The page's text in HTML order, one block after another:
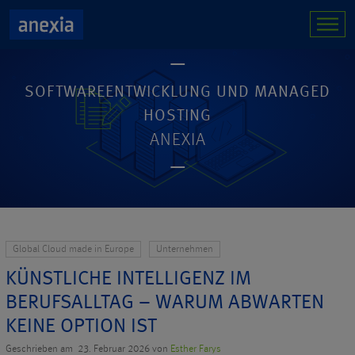
SOFTWAREENTWICKLUNG UND MANAGED
HOSTING
ANEXIA
Global Cloud made in Europe Unternehmen
KÜNSTLICHE INTELLIGENZ IM
BERUFSALLTAG – WARUM ABWARTEN
KEINE OPTION IST
Geschrieben am 23. Februar 2026 von Esther Farys